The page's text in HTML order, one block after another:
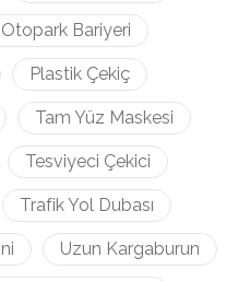
Otopark Bariyeri
Plastik Çekiç
Tam Yüz Maskesi
Tesviyeci Çekici
Trafik Yol Dubası
Uzun Kargaburun